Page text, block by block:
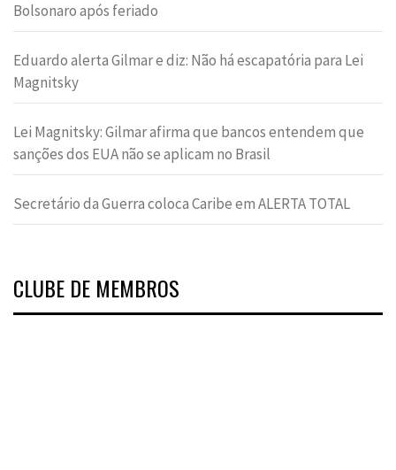
Bolsonaro após feriado
Eduardo alerta Gilmar e diz: Não há escapatória para Lei
Magnitsky
Lei Magnitsky: Gilmar afirma que bancos entendem que
sanções dos EUA não se aplicam no Brasil
Secretário da Guerra coloca Caribe em ALERTA TOTAL
CLUBE DE MEMBROS